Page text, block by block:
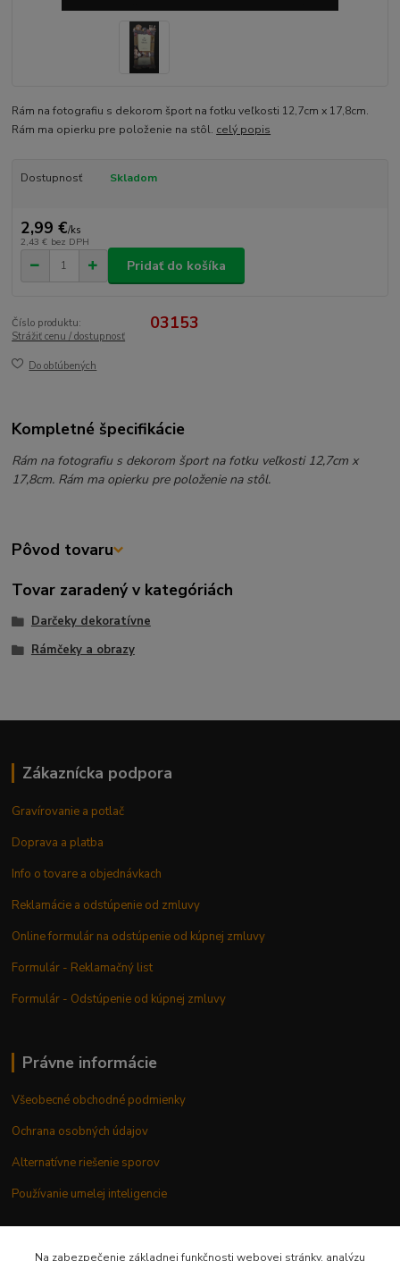
Rám na fotografiu s dekorom šport na fotku veľkosti 12,7cm x 17,8cm.
Rám ma opierku pre položenie na stôl. celý popis
Dostupnosť Skladom
2,99 €/ks
2,43 € bez DPH
Pridať do košíka
Číslo produktu: 03153
Strážiť cenu / dostupnosť
Do obľúbených
Kompletné špecifikácie
Rám na fotografiu s dekorom šport na fotku veľkosti 12,7cm x
17,8cm. Rám ma opierku pre položenie na stôl.
Pôvod tovaru
Tovar zaradený v kategóriách
Darčeky dekoratívne
Rámčeky a obrazy
Zákaznícka podpora
Gravírovanie a potlač
Doprava a platba
Info o tovare a objednávkach
Reklamácie a odstúpenie od zmluvy
Online formulár na odstúpenie od kúpnej zmluvy
Formulár - Reklamačný list
Formulár - Odstúpenie od kúpnej zmluvy
Právne informácie
Všeobecné obchodné podmienky
Ochrana osobných údajov
Alternatívne riešenie sporov
Používanie umelej inteligencie
Na zabezpečenie základnej funkčnosti webovej stránky, analýzu